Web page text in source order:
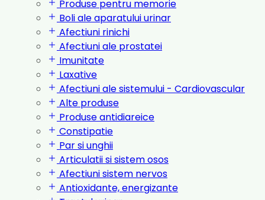
Produse pentru memorie
Boli ale aparatului urinar
Afectiuni rinichi
Afectiuni ale prostatei
Imunitate
Laxative
Afectiuni ale sistemului - Cardiovascular
Alte produse
Produse antidiareice
Constipatie
Par si unghii
Articulatii si sistem osos
Afectiuni sistem nervos
Antioxidante, energizante